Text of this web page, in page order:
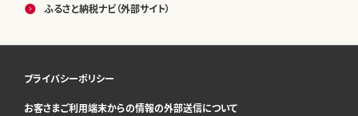
ふるさと納税ナビ（外部サイト）
プライバシーポリシー
お客さまご利用端末からの情報の外部送信について